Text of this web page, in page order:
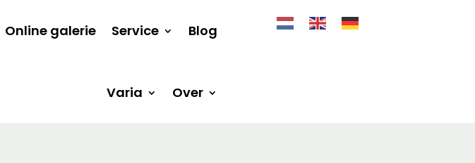
Online galerie Service Blog
Varia Over